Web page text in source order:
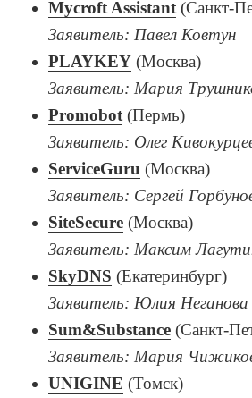
Mycroft Assistant (Санкт-
Заявитель: Павел Ковтун
PLAYKEY (Москва)
Заявитель: Мария
Promobot (Пермь)
Заявитель: Олег
ServiceGuru (Москва)
Заявитель: Сергей
SiteSecure (Москва)
Заявитель: Максим
SkyDNS (Екатеринбург)
Заявитель: Юлия Неганова
Sum&Substance (Санкт-
Заявитель: Мария
UNIGINE (Томск)